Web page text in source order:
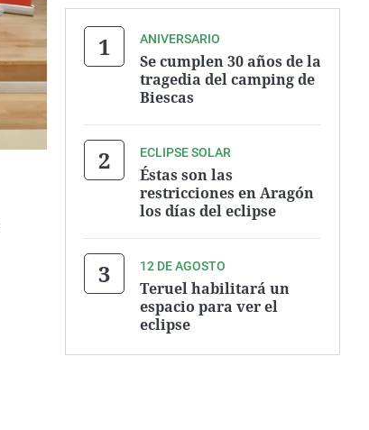
ANIVERSARIO
Se cumplen 30 años de la
tragedia del camping de
Biescas
ECLIPSE SOLAR
Éstas son las
restricciones en Aragón
los días del eclipse
12 DE AGOSTO
Teruel habilitará un
espacio para ver el
eclipse